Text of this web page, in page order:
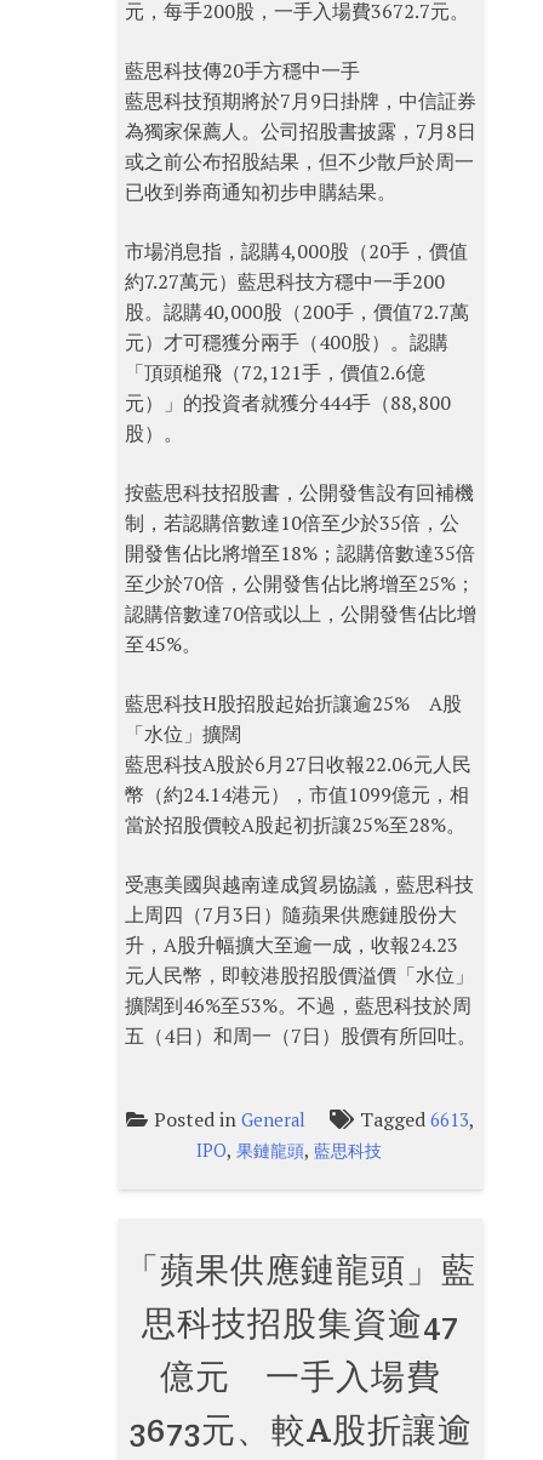
元，每手200股，一手入場費3672.7元。
藍思科技傳20手方穩中一手
藍思科技預期將於7月9日掛牌，中信証券
為獨家保薦人。公司招股書披露，7月8日
或之前公布招股結果，但不少散戶於周一
已收到券商通知初步申購結果。
市場消息指，認購4,000股（20手，價值
約7.27萬元）藍思科技方穩中一手200
股。認購40,000股（200手，價值72.7萬
元）才可穩獲分兩手（400股）。認購
「頂頭槌飛（72,121手，價值2.6億
元）」的投資者就獲分444手（88,800
股）。
按藍思科技招股書，公開發售設有回補機
制，若認購倍數達10倍至少於35倍，公
開發售佔比將增至18%；認購倍數達35倍
至少於70倍，公開發售佔比將增至25%；
認購倍數達70倍或以上，公開發售佔比增
至45%。
藍思科技H股招股起始折讓逾25% A股
「水位」擴闊
藍思科技A股於6月27日收報22.06元人民
幣（約24.14港元），市值1099億元，相
當於招股價較A股起初折讓25%至28%。
受惠美國與越南達成貿易協議，藍思科技
上周四（7月3日）隨蘋果供應鏈股份大
升，A股升幅擴大至逾一成，收報24.23
元人民幣，即較港股招股價溢價「水位」
擴闊到46%至53%。不過，藍思科技於周
五（4日）和周一（7日）股價有所回吐。
Posted inGeneral Tagged6613,
IPO, 果鏈龍頭, 藍思科技
「蘋果供應鏈龍頭」藍
思科技招股集資逾47
億元 一手入場費
3673元、較A股折讓逾